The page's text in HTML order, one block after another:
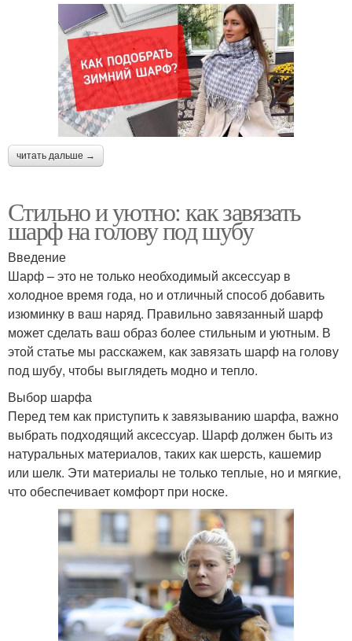
читать дальше →
Стильно и уютно: как завязать
шарф на голову под шубу
Введение
Шарф – это не только необходимый аксессуар в
холодное время года, но и отличный способ добавить
изюминку в ваш наряд. Правильно завязанный шарф
может сделать ваш образ более стильным и уютным. В
этой статье мы расскажем, как завязать шарф на голову
под шубу, чтобы выглядеть модно и тепло.
Выбор шарфа
Перед тем как приступить к завязыванию шарфа, важно
выбрать подходящий аксессуар. Шарф должен быть из
натуральных материалов, таких как шерсть, кашемир
или шелк. Эти материалы не только теплые, но и мягкие,
что обеспечивает комфорт при носке.